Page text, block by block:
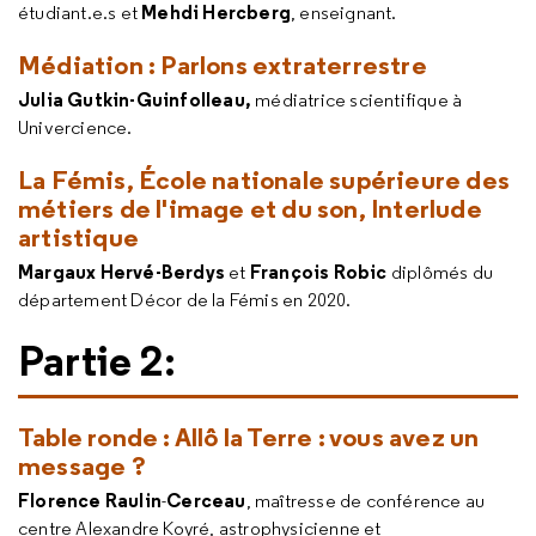
étudiant.e.s et Mehdi Hercberg, enseignant.
Médiation : Parlons extraterrestre
Julia Gutkin-Guinfolleau, médiatrice scientifique à
Univercience.
La Fémis, École nationale supérieure des
métiers de l'image et du son, Interlude
artistique
Margaux Hervé-Berdys et François Robic diplômés du
département Décor de la Fémis en 2020.
Partie 2:
Table ronde : Allô la Terre : vous avez un
message ?
Florence Raulin-Cerceau, maîtresse de conférence au
centre Alexandre Koyré, astrophysicienne et